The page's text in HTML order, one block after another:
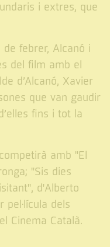
i extres, que
febrer, Alcanó i
del film amb el
d’Alcanó, Xavier
que van gaudir
fins i tot la
competirà amb "El
"Sis dies
d'Alberto
pel·lícula dels
Cinema Català.